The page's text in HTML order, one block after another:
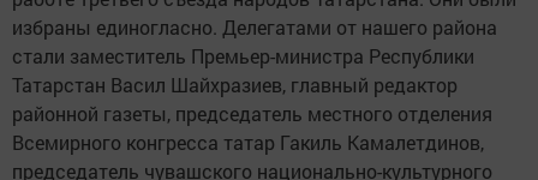
избраны единогласно. Делегатами от нашего района
стали заместитель Премьер-министра Республики
Татарстан Васил Шайхразиев, главный редактор
районной газеты, председатель местного отделения
Всемирного конгресса татар Гакиль Камалетдинов,
председатель чувашского национально-культурного